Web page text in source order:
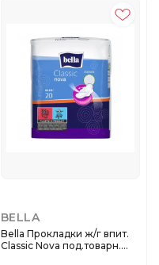
BELLA
Bella Прокладки ж/г впит.
Classic Nova под.товарн....